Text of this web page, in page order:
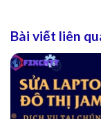
Bài viết liên